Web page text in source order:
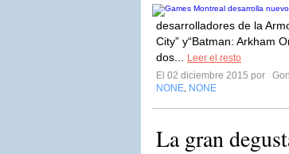
desarrolladores de la
City” y“Batman: Arkham
dos...
Leer el resto
El 02 diciembre 2015 por
NONE NONE
La gran